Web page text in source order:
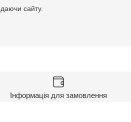
сайту.
Інформація для замовлення